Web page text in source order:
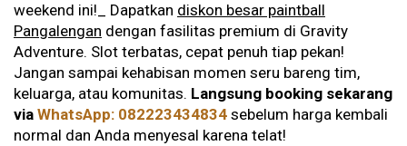
weekend ini!_ Dapatkan diskon besar paintball
Pangalengan dengan fasilitas premium di Gravity
Adventure. Slot terbatas, cepat penuh tiap pekan!
Jangan sampai kehabisan momen seru bareng tim,
keluarga, atau komunitas. Langsung booking sekarang
via WhatsApp: 082223434834 sebelum harga kembali
normal dan Anda menyesal karena telat!